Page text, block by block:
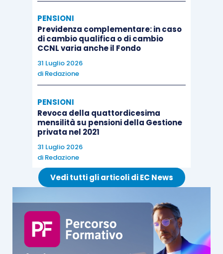
integrare la
sicurezza all’interno della
gestione complessivadel rischio di
Studio.
un’attività tecnica isolata. Deve diventare
integrante della strategia, esattamente come la
gestione fiscale, legale o finanziaria.
Conclusione
Passare da una valutazione qualitativa a una
permette allo Studio di fare un salto di maturità
da una logica difensiva a una gestione
consapevole e strategica della sicurezza. Scopri
PENSIONI
Previdenza complementare: in caso
di cambio qualifica o di cambio
CCNL varia anche il Fondo
31 Luglio 2026
di Redazione
PENSIONI
Revoca della quattordicesima
mensilità su pensioni della Gestione
privata nel 2021
31 Luglio 2026
di Redazione
Vedi tutti gli articoli di EC News